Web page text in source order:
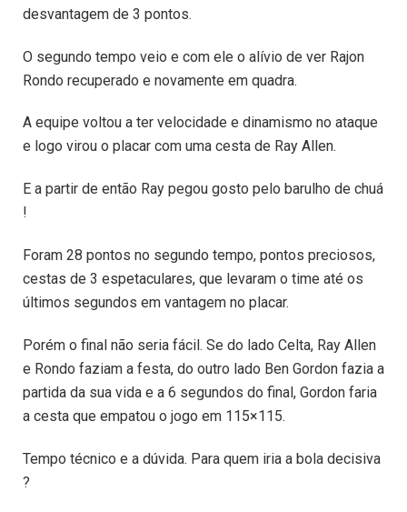
desvantagem de 3 pontos.
O segundo tempo veio e com ele o alívio de ver Rajon
Rondo recuperado e novamente em quadra.
A equipe voltou a ter velocidade e dinamismo no ataque
e logo virou o placar com uma cesta de Ray Allen.
E a partir de então Ray pegou gosto pelo barulho de chuá
!
Foram 28 pontos no segundo tempo, pontos preciosos,
cestas de 3 espetaculares, que levaram o time até os
últimos segundos em vantagem no placar.
Porém o final não seria fácil. Se do lado Celta, Ray Allen
e Rondo faziam a festa, do outro lado Ben Gordon fazia a
partida da sua vida e a 6 segundos do final, Gordon faria
a cesta que empatou o jogo em 115×115.
Tempo técnico e a dúvida. Para quem iria a bola decisiva
?